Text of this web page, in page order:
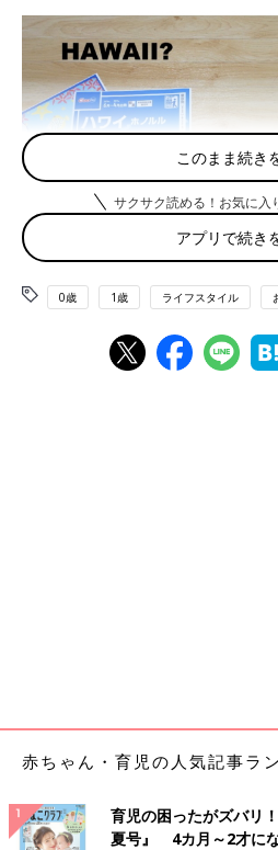
予想外のトラブルへの対応など旅行
方を選びました。
このまま続き
サクサク読める！お気に入
アプリで続き
0歳 1歳 ライフスタイル
赤ちゃん・育児の人気記事ラ
育児の困ったがズバリ
夏号』 4カ月～2才に